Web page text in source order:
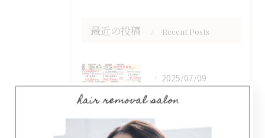
最近の投稿 Recent Posts
2025/07/09